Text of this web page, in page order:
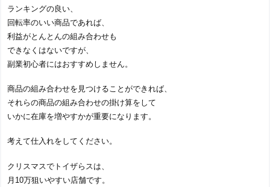
ランキングの良い、
回転率のいい商品であれば、
利益がとんとんの組み合わせも
できなくはないですが、
副業初心者にはおすすめしません。
商品の組み合わせを見つけることができれば、
それらの商品の組み合わせの掛け算をして
いかに在庫を増やすかが重要になります。
考えて仕入れをしてください。
クリスマスでトイザらスは、
月10万狙いやすい店舗です。